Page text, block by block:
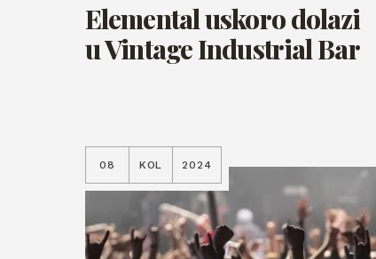
Elemental uskoro dolazi
u Vintage Industrial Bar
08 KOL 2024